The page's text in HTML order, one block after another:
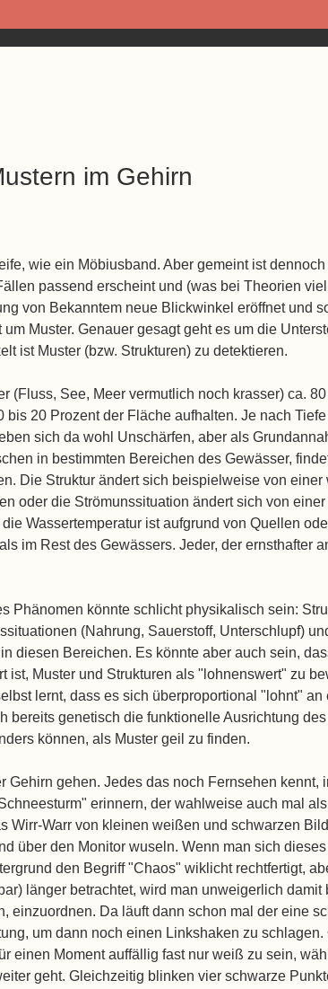
im Gehirn
wie ein Möbiusband. Aber gemeint ist
passend erscheint und (was bei Theorien
von Bekanntem neue Blickwinkel eröffnet und
Muster. Genauer gesagt geht es um die
ist Muster (bzw. Strukturen) zu detektieren.
(Fluss, See, Meer vermutlich noch krasser) ca.
20 Prozent der Fläche aufhalten. Je nach
sich da wohl Unschärfen, aber als
in bestimmten Bereichen des Gewässer,
Die Struktur ändert sich beispielweise von einer
oder die Strömunssituation ändert sich von
Wassertemperatur ist aufgrund von Quellen
im Rest des Gewässers. Jeder, der ernsthafter
Phänomen könnte schlicht physikalisch sein:
(Nahrung, Sauerstoff, Unterschlupf)
diesen Bereichen. Es könnte aber auch sein,
ist, Muster und Strukturen als "lohnenswert" zu
lernt, dass es sich überproportional "lohnt" an
bereits genetisch die funktionelle Ausrichtung
können, als Muster geil zu finden.
Gehirn gehen. Jedes das noch Fernsehen kennt,
erinnern, der wahlweise auch mal
Wirr-Warr von kleinen weißen und schwarzen
über den Monitor wuseln. Wenn man sich
den Begriff "Chaos" wiklicht rechtfertigt,
länger betrachtet, wird man unweigerlich damit
einzuordnen. Da läuft dann schon mal der eine
um dann noch einen Linkshaken zu schlagen.
einen Moment auffällig fast nur weiß zu sein,
geht. Gleichzeitig blinken vier schwarze